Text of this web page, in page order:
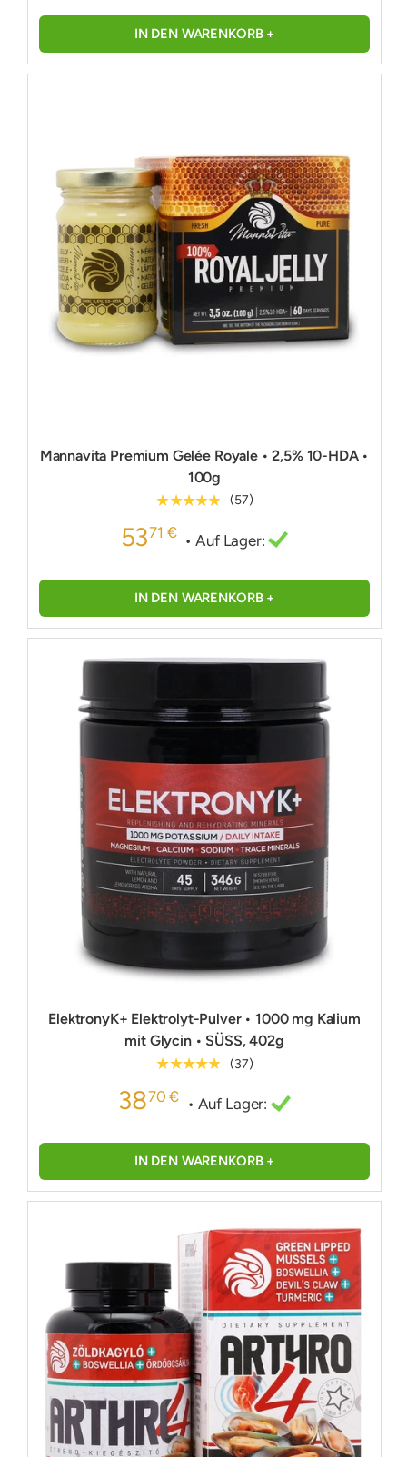
IN DEN WARENKORB +
Mannavita Premium Gelée Royale • 2,5% 10-HDA •
100g
★★★★★ (57)
5371 € • Auf Lager:
IN DEN WARENKORB +
ElektronyK+ Elektrolyt-Pulver • 1000 mg Kalium
mit Glycin • SÜSS, 402g
★★★★★ (37)
3870 € • Auf Lager:
IN DEN WARENKORB +